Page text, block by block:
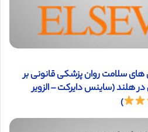
های سلامت روان پزشکی قانونی بر
هلند (ساینس دایرکت – الزویر
)